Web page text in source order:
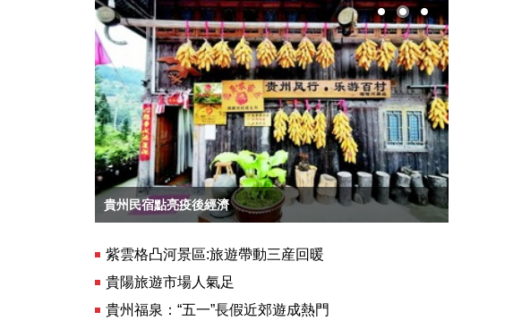
貴州民宿點亮疫後經濟
紫雲格凸河景區:旅遊帶動三産回暖
貴陽旅遊市場人氣足
貴州福泉：“五一”長假近郊遊成熱門